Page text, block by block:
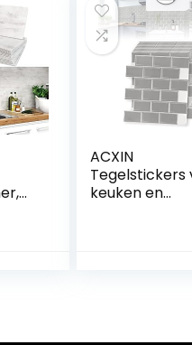
het-zelf,
100 cm
ACXIN
Tegelstickers
keuken en